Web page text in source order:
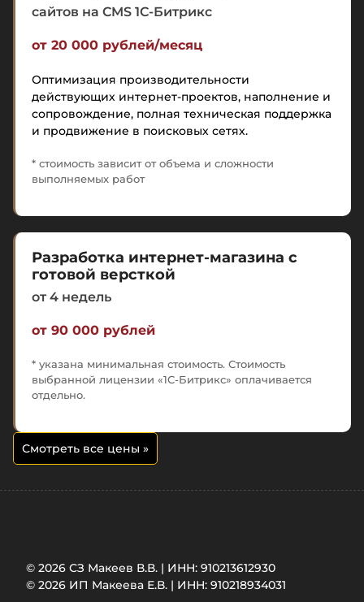
сайтов на CMS 1C-Битрикс
от 20 000 рублей/месяц
Оптимизация производительности
действующих интернет-проектов, наполнение и
сопровождение, полная техническая поддержка
и продвижение в поисковых сетях.
* стоимость зависит от объема и сложности
выполняемых работ
Разработка интернет-магазина с
готовой версткой
от 4 недель
от 90 000 рублей
* указана минимальная стоимость. Стоимость
выбранной лицензии «1С-Битрикс» оплачивается
отдельно.
Смотреть все цены »
© 2026 СЗ Макеев В.В. | ИНН: 910213612930
© 2026 ИП Макеева Е.В. | ИНН: 910218934031